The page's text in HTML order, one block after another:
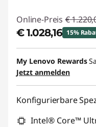
Online-Preis €
€ 1.028,16 15%
eCoupon-Rabatt :
eCoupon :
My Lenovo Rewards
Jetzt anmelden
Konfigurierbare
Intel® Core™